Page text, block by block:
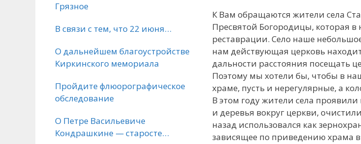
К Вам обращаются жители села
Пресвятой Богородицы, которая
реставрации. Село наше
нам действующая церковь
дальности расстояния посещать
Поэтому мы хотели бы, чтобы в
храме, пусть и нерегулярные, а
В этом году жители села
и деревья вокруг церкви,
назад использовался как
зависящее по приведению храма
Грязное
В связи с тем, что 22 июня…
О дальнейшем благоустройстве
Киркинского мемориала
Пройдите флюорографическое
обследование
О Петре Васильевиче
Кондрашкине — старосте